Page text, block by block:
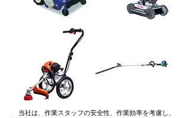
​ 当社は、作業スタッフの安全性、作業効率を考慮し、